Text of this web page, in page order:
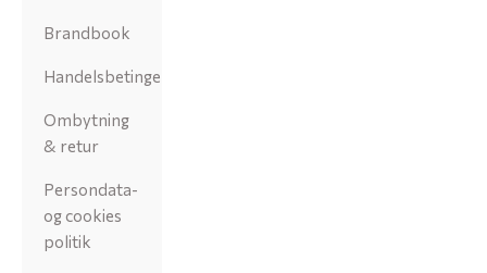
Brandbook
Handelsbetingelser
Ombytning
& retur
Persondata-
og cookies
politik